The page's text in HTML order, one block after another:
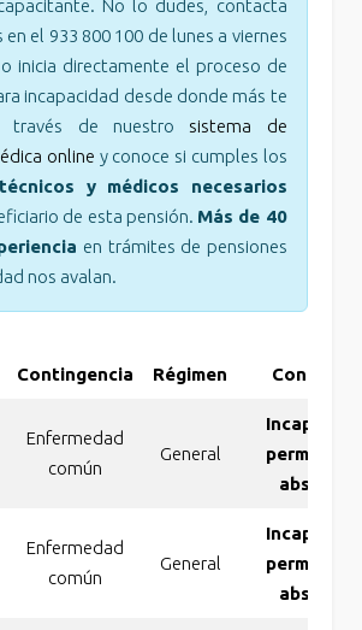
No lo dudes, contacta
el 933 800 100 de lunes a viernes
inicia directamente el proceso de
incapacidad desde donde más te
través de nuestro sistema de
online y conoce si cumples los
y médicos necesarios
de esta pensión. Más de 40
en trámites de pensiones
nos avalan.
Contingencia Régimen
Enfermedad
común
General
absoluta
Enfermedad
común
General
absoluta